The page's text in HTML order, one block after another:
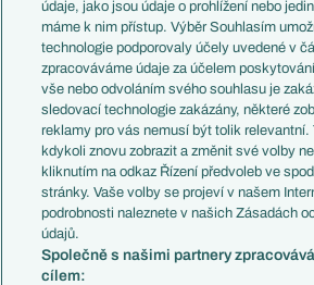
Představení týmů MS
EuroSkauting
PL v kostce
Evropské koeficienty
Přestupy
Přestupové spekulace
Zranění
Kluby
Arsenal FC
Chelsea FC
Manchester United
AC Milán
Německo
Španělsko
Argentina
Brazílie
Přestupy
Zápasy
Livescore
Tipovací
údaje, jako jsou údaje o prohlížení nebo
máme k nim přístup. Výběr Souhlasím
technologie podporovaly účely uvedené v
zpracováváme údaje za účelem
vše nebo odvoláním svého souhlasu je
sledovací technologie zakázány, některé
reklamy pro vás nemusí být tolik relevantní.
kdykoli znovu zobrazit a změnit své volby
kliknutím na odkaz Řízení předvoleb ve
stránky. Vaše volby se projeví v našem
podrobnosti naleznete v našich Zásadách
údajů.
Společně s našimi partnery
cílem: